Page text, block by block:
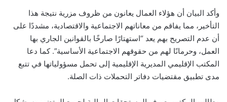
وأكد البيان أن هؤلاء العمال يعانون من ظروف مزرية نتيجة هذا
التأخير، مما يفاقم من معاناتهم الاجتماعية والاقتصادية، مشددًا على
أن عدم التصريح بهم يعد “استهتارًا صارخًا بالقوانين الجاري بها
العمل، وحرمانًا لهم من حقوقهم الاجتماعية الأساسية”. كما دعا
المكتب الإقليمي المديرية الإقليمية إلى تحمل مسؤولياتها في تتبع
مدى تطبيق مقتضيات دفاتر التحملات ذات الصلة.